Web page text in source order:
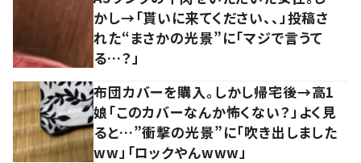
かし→「貰いに来てください、、」投稿さ
れた“まさかの光景”に「マジで言うて
る…？」
布団カバーを購入。しかし帰宅後→高1
娘「このカバーなんか怖くない？」よく見
ると…”衝撃の光景”に「吹き出しました
ww」「ロックやんwww」